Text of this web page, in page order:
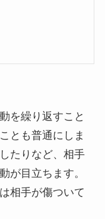
を繰り返すこと
とも普通にしま
たりなど、相手
が目立ちます。
相手が傷ついて